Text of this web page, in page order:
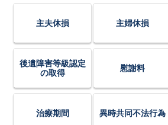
主夫休損 主婦休損
後遺障害等級認定
の取得
慰謝料
治療期間 異時共同不法行為